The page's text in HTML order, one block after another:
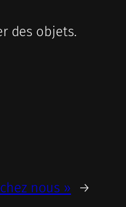
des objets.
nous » →